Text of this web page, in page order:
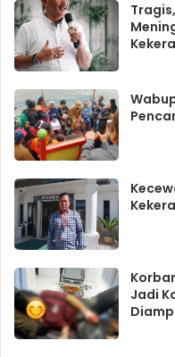
Korban
Jadi